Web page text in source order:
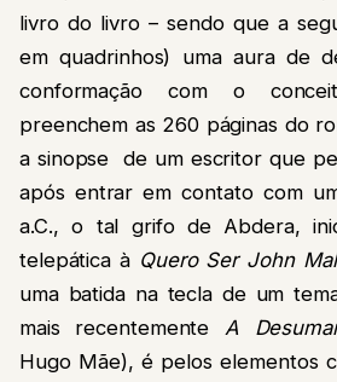
livro do livro – sendo que a
em quadrinhos) uma aura de
conformação com o
preenchem as 260 páginas do
a sinopse de um escritor que
após entrar em contato com
a.C., o tal grifo de Abdera,
telepática à Quero Ser John
uma batida na tecla de um
mais recentemente A
Hugo Mãe), é pelos elementos